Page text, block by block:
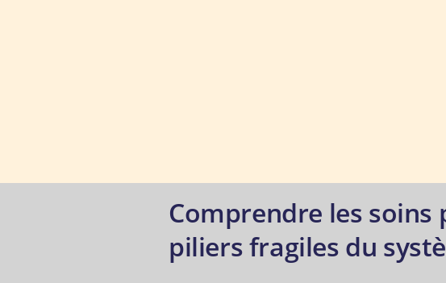
Comprendre les
piliers fragiles du